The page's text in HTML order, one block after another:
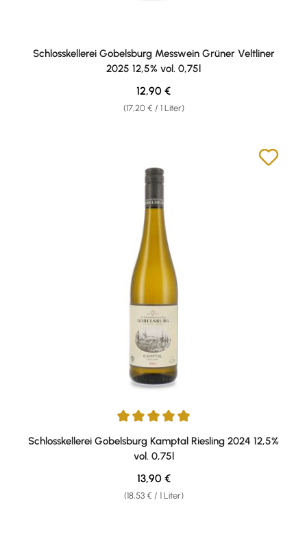
Schlosskellerei Gobelsburg Messwein Grüner Veltliner
2025 12,5% vol. 0,75l
(17,20 € / 1 Liter)
Regulärer Preis:
12,90 €
Durchschnittliche Bewertung von 5 von 5 Sternen
Schlosskellerei Gobelsburg Kamptal Riesling 2024 12,5%
vol. 0,75l
(18,53 € / 1 Liter)
Regulärer Preis:
13,90 €